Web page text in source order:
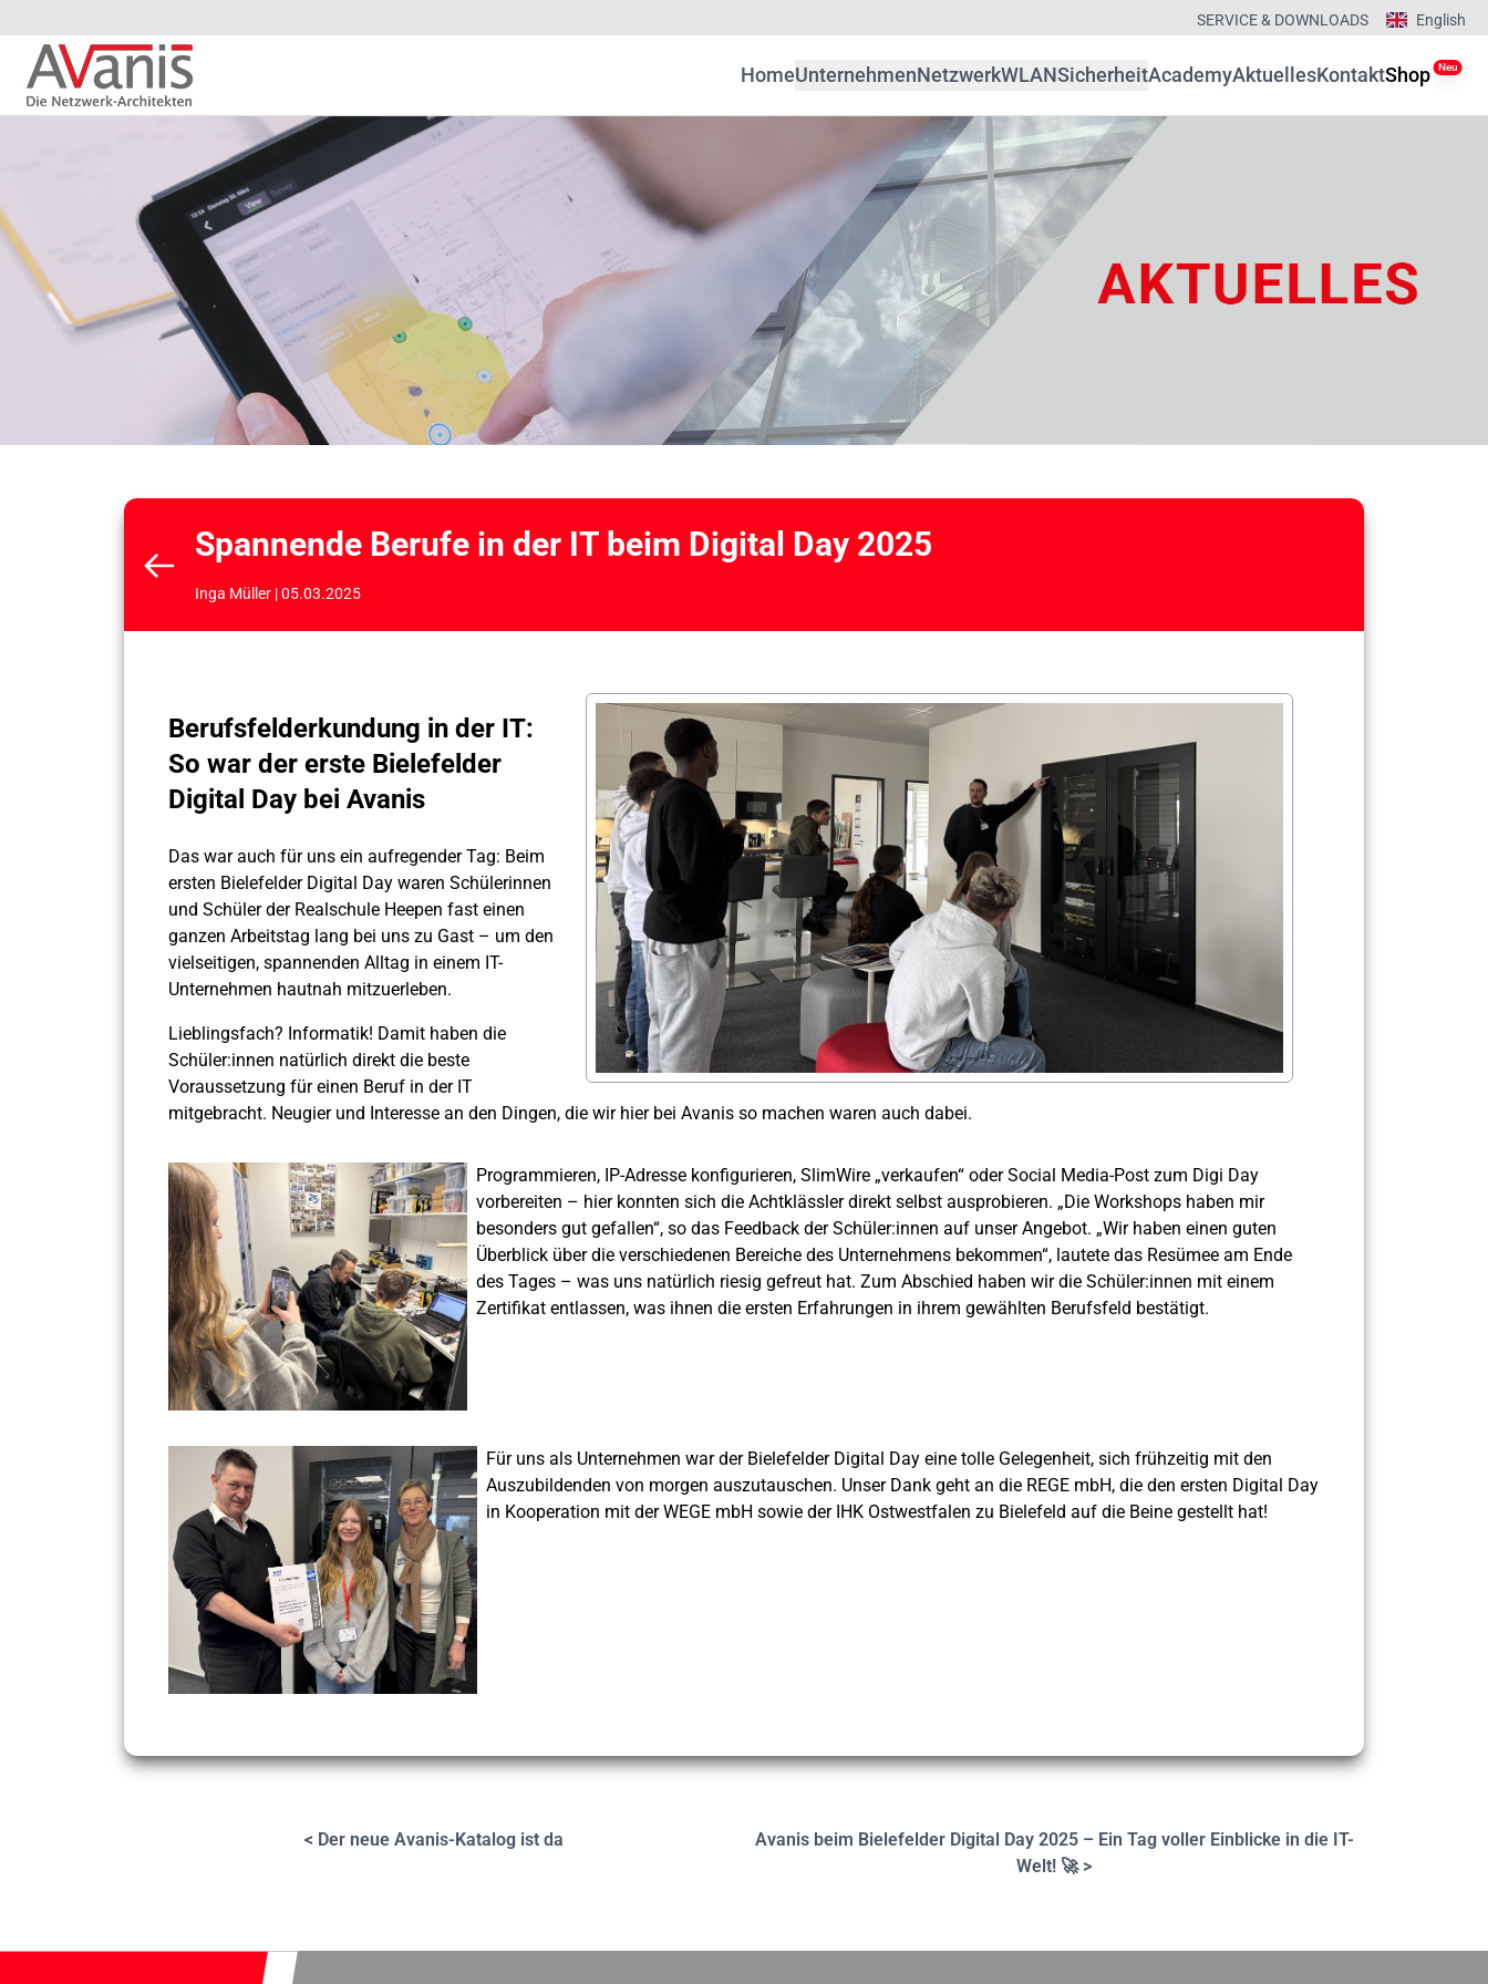
English
SERVICE & DOWNLOADS
HomeUnternehmenNetzwerkWLANSicherheitAcademyAktuellesKontaktShop Neu
Spannende Berufe in der IT beim Digital Day 2025
Inga Müller | 05.03.2025
Berufsfelderkundung in der IT:
So war der erste Bielefelder
Digital Day bei Avanis
Das war auch für uns ein aufregender Tag: Beim
ersten Bielefelder Digital Day waren Schülerinnen
und Schüler der Realschule Heepen fast einen
ganzen Arbeitstag lang bei uns zu Gast – um den
vielseitigen, spannenden Alltag in einem IT-
Unternehmen hautnah mitzuerleben.
Lieblingsfach? Informatik! Damit haben die
Schüler:innen natürlich direkt die beste
Voraussetzung für einen Beruf in der IT
mitgebracht. Neugier und Interesse an den Dingen, die wir hier bei Avanis so machen waren auch dabei.
Programmieren, IP-Adresse konfigurieren, SlimWire „verkaufen“ oder Social Media-Post zum Digi Day
vorbereiten – hier konnten sich die Achtklässler direkt selbst ausprobieren. „Die Workshops haben mir
besonders gut gefallen“, so das Feedback der Schüler:innen auf unser Angebot. „Wir haben einen guten
Überblick über die verschiedenen Bereiche des Unternehmens bekommen“, lautete das Resümee am Ende
des Tages – was uns natürlich riesig gefreut hat. Zum Abschied haben wir die Schüler:innen mit einem
Zertifikat entlassen, was ihnen die ersten Erfahrungen in ihrem gewählten Berufsfeld bestätigt.
Für uns als Unternehmen war der Bielefelder Digital Day eine tolle Gelegenheit, sich frühzeitig mit den
Auszubildenden von morgen auszutauschen. Unser Dank geht an die REGE mbH, die den ersten Digital Day
in Kooperation mit der WEGE mbH sowie der IHK Ostwestfalen zu Bielefeld auf die Beine gestellt hat!
< Der neue Avanis-Katalog ist da
Avanis beim Bielefelder Digital Day 2025 – Ein Tag voller Einblicke in die IT-
Welt! 🚀 >